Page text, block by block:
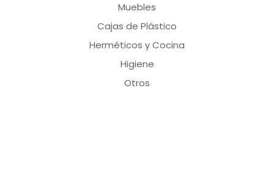
Muebles
Cajas de Plástico
Herméticos y Cocina
Higiene
Otros